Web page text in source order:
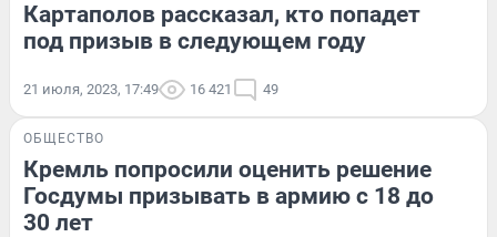
Картаполов рассказал, кто попадет
под призыв в следующем году
21 июля, 2023, 17:49 16 421 49
ОБЩЕСТВО
Кремль попросили оценить решение
Госдумы призывать в армию с 18 до
30 лет